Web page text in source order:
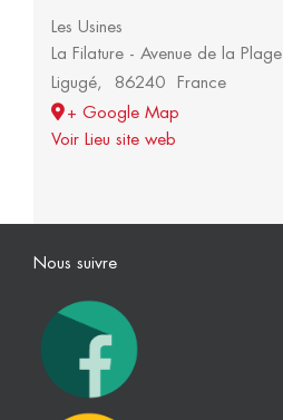
Les Usines
La Filature - Avenue de la Plage
Ligugé, 86240
France
+ Google Map
Voir Lieu site web
Nous suivre